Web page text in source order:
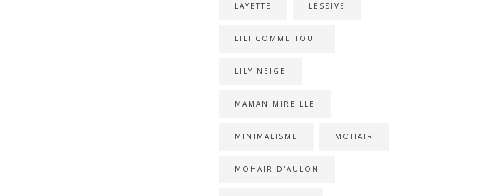
LAYETTE LESSIVE
LILI COMME TOUT
LILY NEIGE
MAMAN MIREILLE
MINIMALISME MOHAIR
MOHAIR D'AULON